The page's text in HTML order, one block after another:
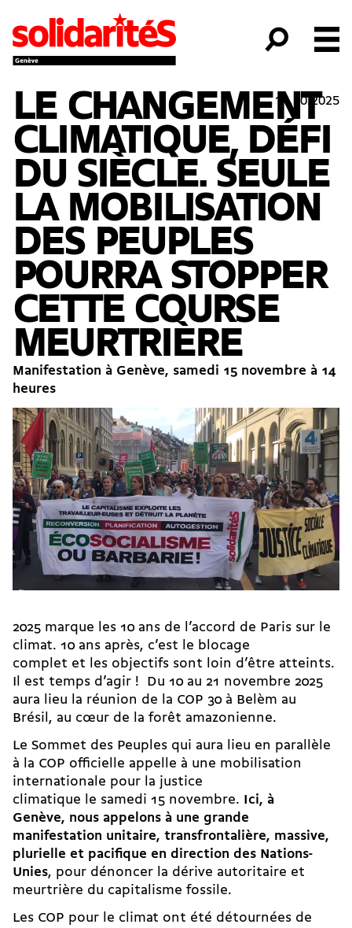
14.10.2025
LE CHANGEMENT
CLIMATIQUE, DÉFI
DU SIÈCLE. SEULE
LA MOBILISATION
DES PEUPLES
POURRA STOPPER
CETTE COURSE
MEURTRIÈRE
Manifestation à Genève, samedi 15 novembre à 14
heures
2025 marque les 10 ans de l’accord de Paris sur le
climat. 10 ans après, c’est le blocage
complet et les objectifs sont loin d’être atteints.
Il est temps d’agir ! Du 10 au 21 novembre 2025
aura lieu la réunion de la COP 30 à Belèm au
Brésil, au cœur de la forêt amazonienne.
Le Sommet des Peuples qui aura lieu en parallèle
à la COP officielle appelle à une mobilisation
internationale pour la justice
climatique le samedi 15 novembre.
Ici, à
Genève, nous appelons à une grande
manifestation unitaire, transfrontalière, massive,
plurielle et pacifique en direction des Nations-
Unies, pour dénoncer la dérive autoritaire et
meurtrière du capitalisme fossile.
Les COP pour le climat ont été détournées de